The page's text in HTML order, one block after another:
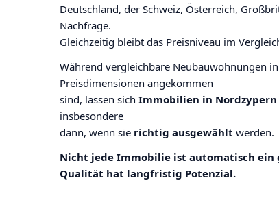
Deutschland, der Schweiz, Österreich,
Nachfrage.
Gleichzeitig bleibt das Preisniveau im
Während vergleichbare Neubauwohnungen
Preisdimensionen angekommen
sind, lassen sich Immobilien in Nordzypern
insbesondere
dann, wenn sie richtig ausgewählt werden.
Nicht jede Immobilie ist automatisch ein
Qualität hat langfristig Potenzial.